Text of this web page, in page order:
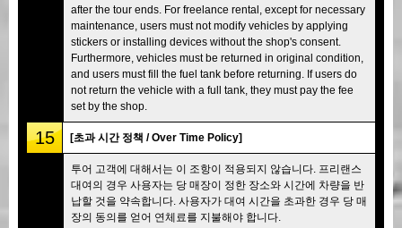
after the tour ends. For freelance rental, except for necessary
maintenance, users must not modify vehicles by applying
stickers or installing devices without the shop's consent.
Furthermore, vehicles must be returned in original condition,
and users must fill the fuel tank before returning. If users do
not return the vehicle with a full tank, they must pay the fee
set by the shop.
15 [초과 시간 정책 / Over Time Policy]
투어 고객에 대해서는 이 조항이 적용되지 않습니다. 프리랜스
대여의 경우 사용자는 당 매장이 정한 장소와 시간에 차량을 반
납할 것을 약속합니다. 사용자가 대여 시간을 초과한 경우 당 매
장의 동의를 얻어 연체료를 지불해야 합니다.